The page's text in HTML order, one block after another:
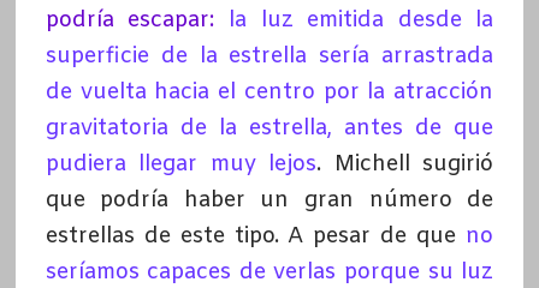
podría escapar: la luz emitida desde la
superficie de la estrella sería arrastrada
de vuelta hacia el centro por la atracción
gravitatoria de la estrella, antes de que
pudiera llegar muy lejos. Michell sugirió
que podría haber un gran número de
estrellas de este tipo. A pesar de que no
seríamos capaces de verlas porque su luz